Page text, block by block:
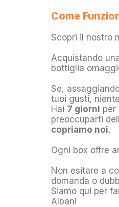
Come
Scopri il nostro
Acquistando
bottiglia
Se,
tuoi gusti,
Hai 7 giorni per
preoccuparti
copriamo noi.
Ogni box offre
Non esitare a
domanda o
Siamo qui per
Albani